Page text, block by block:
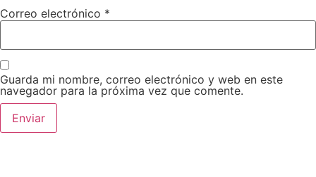
Correo electrónico *
Guarda mi nombre, correo electrónico y web en este
navegador para la próxima vez que comente.